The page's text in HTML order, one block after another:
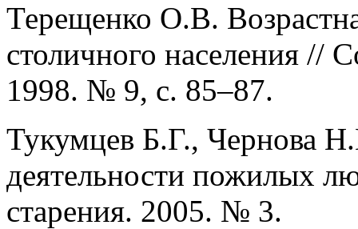
Терещенко О.В.
столичного населения //
1998. № 9, с. 85–87.
Тукумцев Б.Г., Чернова
деятельности пожилых
старения. 2005. № 3.